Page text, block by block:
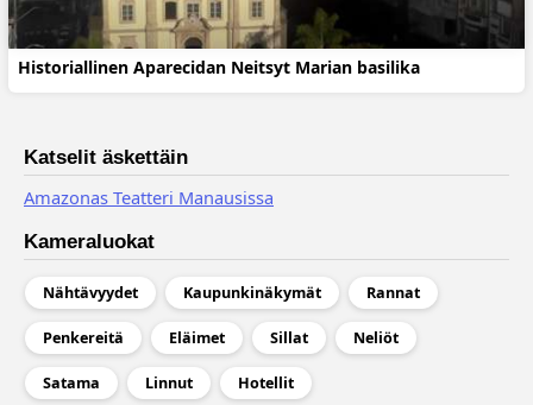
Historiallinen Aparecidan Neitsyt Marian basilika
Katselit äskettäin
Amazonas Teatteri Manausissa
Kameraluokat
Nähtävyydet Kaupunkinäkymät Rannat
Penkereitä Eläimet Sillat Neliöt
Satama Linnut Hotellit